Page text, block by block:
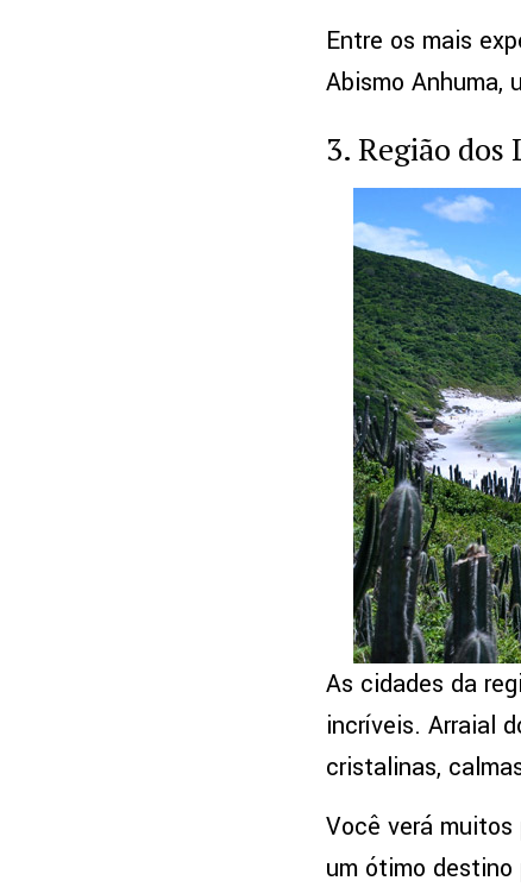
Entre os mais
Abismo Anhuma,
3. Região dos
As cidades da
incríveis. Arraial
cristalinas,
Você verá
um ótimo